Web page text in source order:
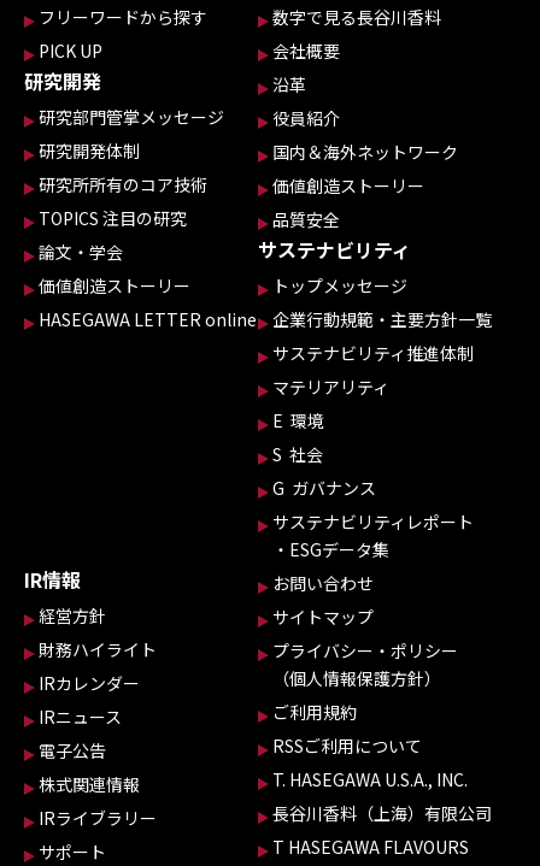
フリーワードから探す
PICK UP
研究開発
研究部門管掌メッセージ
研究開発体制
研究所所有のコア技術
TOPICS 注目の研究
論文・学会
価値創造ストーリー
HASEGAWA LETTER online
数字で見る長谷川香料
会社概要
沿革
役員紹介
国内＆海外ネットワーク
価値創造ストーリー
品質安全
サステナビリティ
トップメッセージ
企業行動規範・主要方針一覧
サステナビリティ推進体制
マテリアリティ
E 環境
S 社会
G ガバナンス
サステナビリティレポート
・ESGデータ集
IR情報
経営方針
財務ハイライト
IRカレンダー
IRニュース
電子公告
株式関連情報
IRライブラリー
サポート
お問い合わせ
サイトマップ
プライバシー・ポリシー
（個人情報保護方針）
ご利用規約
RSSご利用について
T. HASEGAWA U.S.A., INC.
長谷川香料（上海）有限公司
T HASEGAWA FLAVOURS